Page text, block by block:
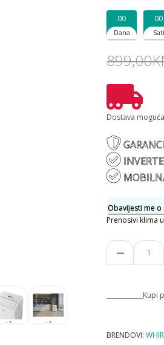
00
Dana
00
Sati
Dostava
Obavijesti me
Prenosivi klima
BRENDOVI: